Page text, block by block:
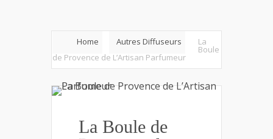
Home Autres Diffuseurs La
Boule
de Provence de L’Artisan Parfumeur
La Boule de